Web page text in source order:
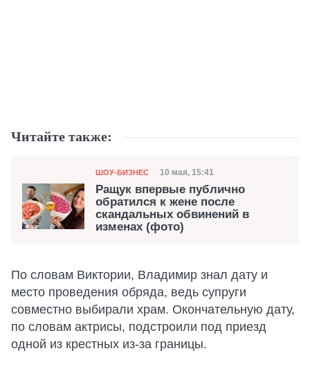
Читайте также:
Категория
ШОУ-БИЗНЕС Дата публикации
10 мая, 15:41
Ращук впервые публично
обратился к жене после
скандальных обвинений в
изменах (фото)
По словам Виктории, Владимир знал дату и
место проведения обряда, ведь супруги
совместно выбирали храм. Окончательную дату,
по словам актрисы, подстроили под приезд
одной из крестных из-за границы.